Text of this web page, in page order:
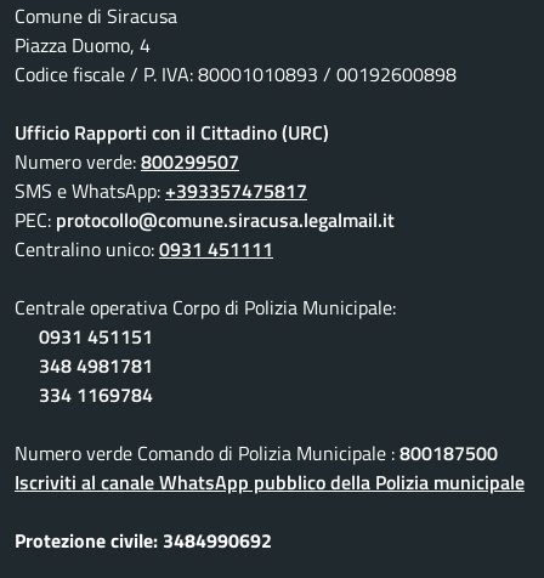
Comune di Siracusa
Piazza Duomo, 4
Codice fiscale / P. IVA: 80001010893 / 00192600898
Ufficio Rapporti con il Cittadino (URC)
Numero verde:800299507
SMS e WhatsApp:+393357475817
PEC: protocollo@comune.siracusa.legalmail.it
Centralino unico:0931 451111
Centrale operativa Corpo di Polizia Municipale:
0931 451151
348 4981781
334 1169784
Numero verde Comando di Polizia Municipale :800187500
Iscriviti al canale WhatsApp pubblico della Polizia municipale
Protezione civile: 3484990692